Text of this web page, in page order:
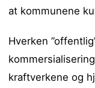
at kommunene
Hverken
kraftverkene og